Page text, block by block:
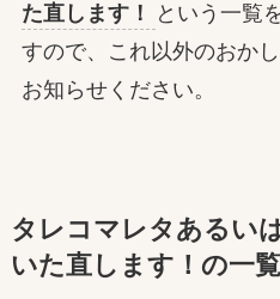
た直します！
という一覧
すので、これ以外のおか
お知らせください。
タレコマレタあるい
いた直します！の一覧